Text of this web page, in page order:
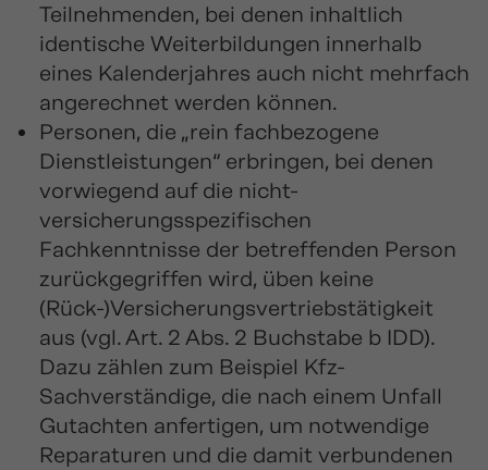
Teilnehmenden, bei denen inhaltlich
identische Weiterbildungen innerhalb
eines Kalenderjahres auch nicht mehrfach
angerechnet werden können.
Personen, die „rein fachbezogene
Dienstleistungen“ erbringen, bei denen
vorwiegend auf die nicht-
versicherungsspezifischen
Fachkenntnisse der betreffenden Person
zurückgegriffen wird, üben keine
(Rück-)Versicherungsvertriebstätigkeit
aus (vgl. Art. 2 Abs. 2 Buchstabe b IDD).
Dazu zählen zum Beispiel Kfz-
Sachverständige, die nach einem Unfall
Gutachten anfertigen, um notwendige
Reparaturen und die damit verbundenen